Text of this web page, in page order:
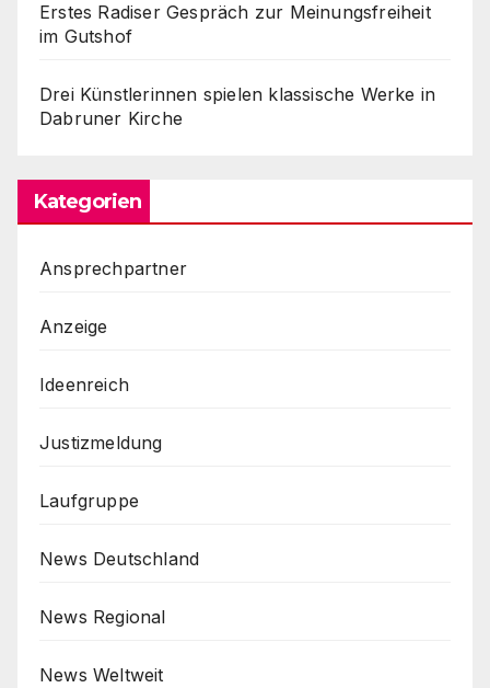
Erstes Radiser Gespräch zur Meinungsfreiheit
im Gutshof
Drei Künstlerinnen spielen klassische Werke in
Dabruner Kirche
Kategorien
Ansprechpartner
Anzeige
Ideenreich
Justizmeldung
Laufgruppe
News Deutschland
News Regional
News Weltweit